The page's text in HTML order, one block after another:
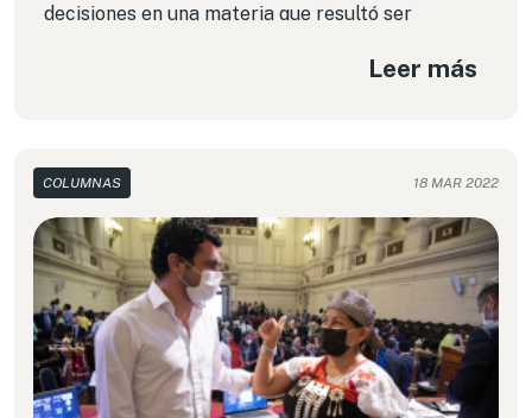
decisiones en una materia que resultó ser
campaña del terror de las organizaciones de
una norma mejor o peor que la de la Constitución
de 1980? Te contamos en este análisis.
Leer más
COLUMNAS 18 MAR 2022